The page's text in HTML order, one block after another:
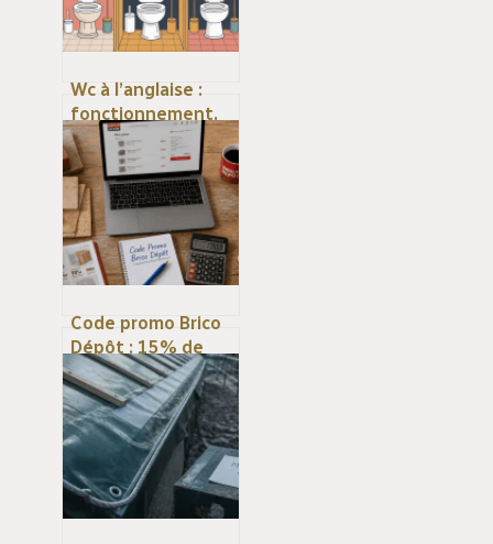
Wc à l’anglaise :
fonctionnement,
usages réels et
choix du bon
modèle
Code promo Brico
Dépôt : 15% de
réduction
immédiate et 4
méthodes pour
optimiser vos
achats